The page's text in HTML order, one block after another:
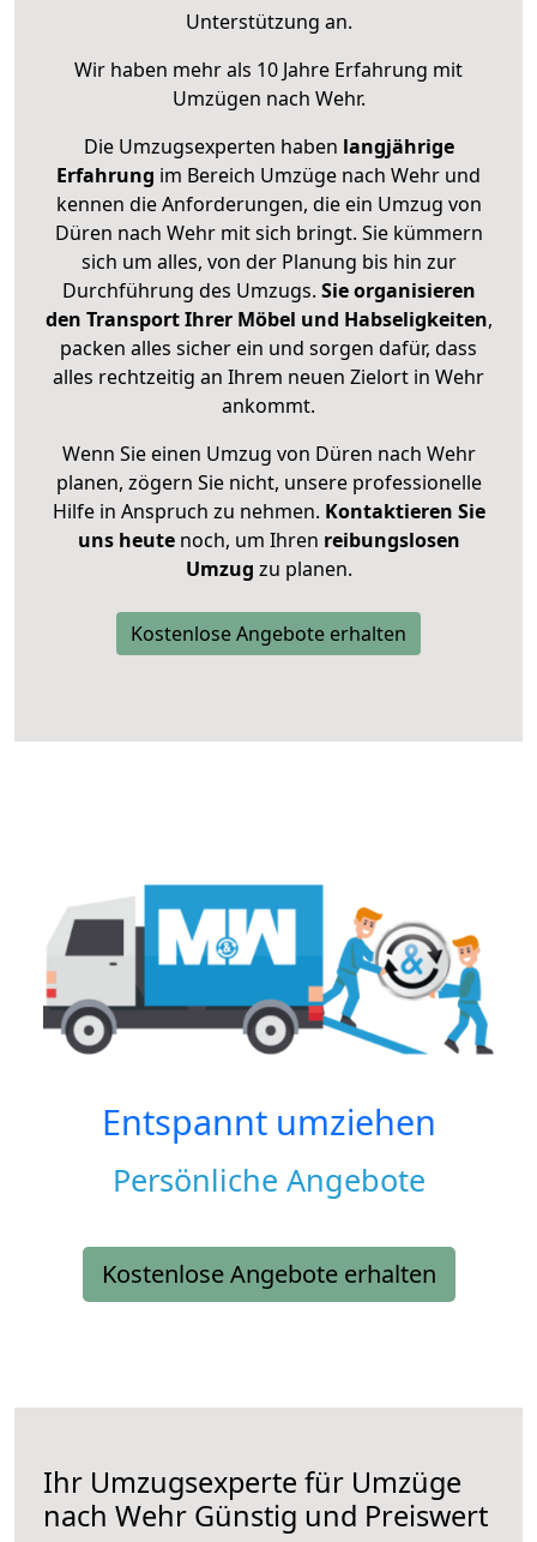
Unterstützung an.
Wir haben mehr als 10 Jahre Erfahrung mit
Umzügen nach Wehr.
Die Umzugsexperten haben langjährige
Erfahrung im Bereich Umzüge nach Wehr und
kennen die Anforderungen, die ein Umzug von
Düren nach Wehr mit sich bringt. Sie kümmern
sich um alles, von der Planung bis hin zur
Durchführung des Umzugs. Sie organisieren
den Transport Ihrer Möbel und Habseligkeiten,
packen alles sicher ein und sorgen dafür, dass
alles rechtzeitig an Ihrem neuen Zielort in Wehr
ankommt.
Wenn Sie einen Umzug von Düren nach Wehr
planen, zögern Sie nicht, unsere professionelle
Hilfe in Anspruch zu nehmen. Kontaktieren Sie
uns heutenoch, um Ihren reibungslosen
Umzug zu planen.
Kostenlose Angebote erhalten
Entspannt umziehen
Persönliche Angebote
Kostenlose Angebote erhalten
Ihr Umzugsexperte für Umzüge
nach Wehr Günstig und Preiswert